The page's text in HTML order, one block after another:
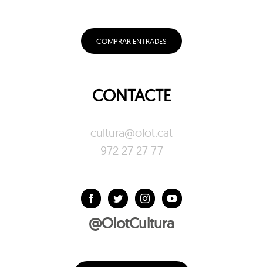
COMPRAR ENTRADES
CONTACTE
cultura@olot.cat
972 27 27 77
@OlotCultura